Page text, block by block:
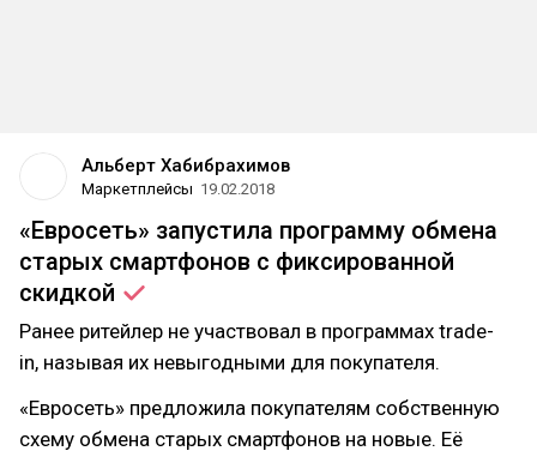
Альберт Хабибрахимов
Маркетплейсы 19.02.2018
«Евросеть» запустила программу обмена
старых смартфонов с фиксированной
скидкой
Ранее ритейлер не участвовал в программах trade-
in, называя их невыгодными для покупателя.
«Евросеть» предложила покупателям собственную
схему обмена старых смартфонов на новые. Её